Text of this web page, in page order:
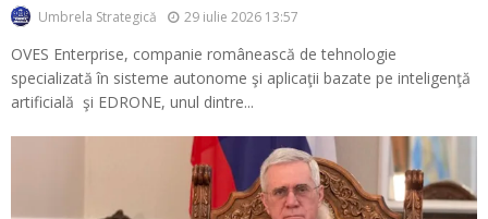
Umbrela Strategică 29 iulie 2026 13:57
OVES Enterprise, companie românească de tehnologie
specializată în sisteme autonome şi aplicaţii bazate pe inteligenţă
artificială şi EDRONE, unul dintre...